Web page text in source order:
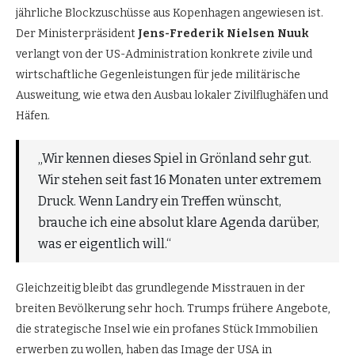
jährliche Blockzuschüsse aus Kopenhagen angewiesen ist.
Der Ministerpräsident Jens-Frederik Nielsen Nuuk
verlangt von der US-Administration konkrete zivile und
wirtschaftliche Gegenleistungen für jede militärische
Ausweitung, wie etwa den Ausbau lokaler Zivilflughäfen und
Häfen.
„Wir kennen dieses Spiel in Grönland sehr gut.
Wir stehen seit fast 16 Monaten unter extremem
Druck. Wenn Landry ein Treffen wünscht,
brauche ich eine absolut klare Agenda darüber,
was er eigentlich will.“
Gleichzeitig bleibt das grundlegende Misstrauen in der
breiten Bevölkerung sehr hoch. Trumps frühere Angebote,
die strategische Insel wie ein profanes Stück Immobilien
erwerben zu wollen, haben das Image der USA in